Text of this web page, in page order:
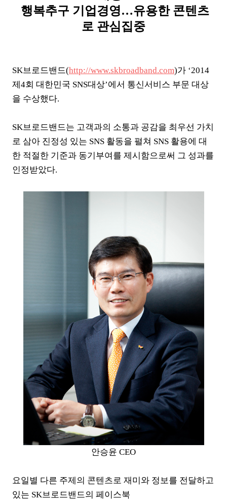
행복추구 기업경영…유용한 콘텐츠
로 관심집중
SK브로드밴드(http://www.skbroadband.com)가 ‘2014
제4회 대한민국 SNS대상’에서 통신서비스 부문 대상
을 수상했다.
SK브로드밴드는 고객과의 소통과 공감을 최우선 가치
로 삼아 진정성 있는 SNS 활동을 펼쳐 SNS 활용에 대
한 적절한 기준과 동기부여를 제시함으로써 그 성과를
인정받았다.
안승윤 CEO
요일별 다른 주제의 콘텐츠로 재미와 정보를 전달하고
있는 SK브로드밴드의 페이스북